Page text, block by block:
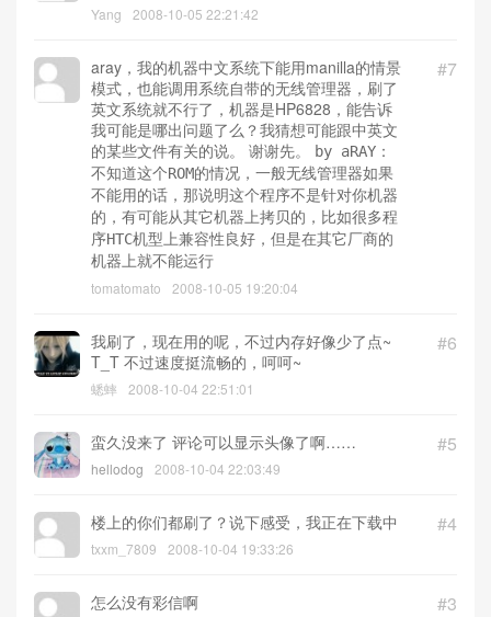
Yang 2008-10-05 22:21:42
#7
aray，我的机器中文系统下能用manilla的情景
模式，也能调用系统自带的无线管理器，刷了
英文系统就不行了，机器是HP6828，能告诉
我可能是哪出问题了么？我猜想可能跟中英文
的某些文件有关的说。 谢谢先。
by aRAY：
不知道这个ROM的情况，一般无线管理器如果
不能用的话，那说明这个程序不是针对你机器
的，有可能从其它机器上拷贝的，比如很多程
序HTC机型上兼容性良好，但是在其它厂商的
机器上就不能运行
tomatomato 2008-10-05 19:20:04
#6
我刷了，现在用的呢，不过内存好像少了点~
T_T 不过速度挺流畅的，呵呵~
蟋蟀 2008-10-04 22:51:01
#5
蛮久没来了 评论可以显示头像了啊……
hellodog 2008-10-04 22:03:49
#4
楼上的你们都刷了？说下感受，我正在下载中
txxm_7809 2008-10-04 19:33:26
#3
怎么没有彩信啊